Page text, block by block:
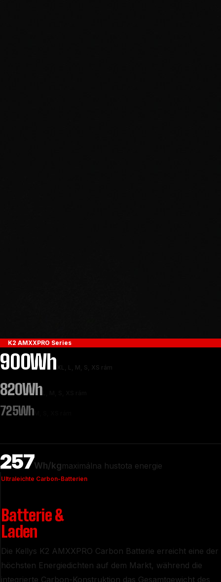
K2 AMXXPRO Series
900WhXL, L, M, S, XS rám
820Wh
725Wh
257Wh/kgmaximálna hustota energie
Ultraleichte Carbon-Batterien
Batterie&
Laden
Die Kellys K2 AMXXPRO Carbon Batterie erreicht eine der
höchsten Energiedichten auf dem Markt, während die
integrierte Carbon-Konstruktion das Gesamtgewicht des